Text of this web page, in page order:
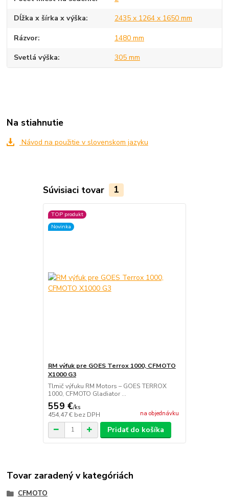
Dĺžka x šírka x výška 2435 x 1264 x 1650 mm
Rázvor 1480 mm
Svetlá výška 305 mm
Na stiahnutie
Návod na použitie v slovenskom jazyku
Súvisiaci tovar 1
TOP produkt
Novinka
RM výfuk pre GOES Terrox 1000, CFMOTO
X1000 G3
Tlmič výfuku RM Motors – GOES TERROX
1000, CFMOTO Gladiator ...
559 €/ks
454,47 € bez DPH na objednávku
Pridať do košíka
Tovar zaradený v kategóriách
CFMOTO